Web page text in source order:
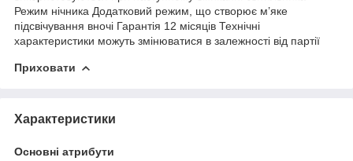
Режим нічника Додатковий режим, що створює м’яке
підсвічування вночі Гарантія 12 місяців Технічні
характеристики можуть змінюватися в залежності від партії
Приховати
Характеристики
Основні атрибути